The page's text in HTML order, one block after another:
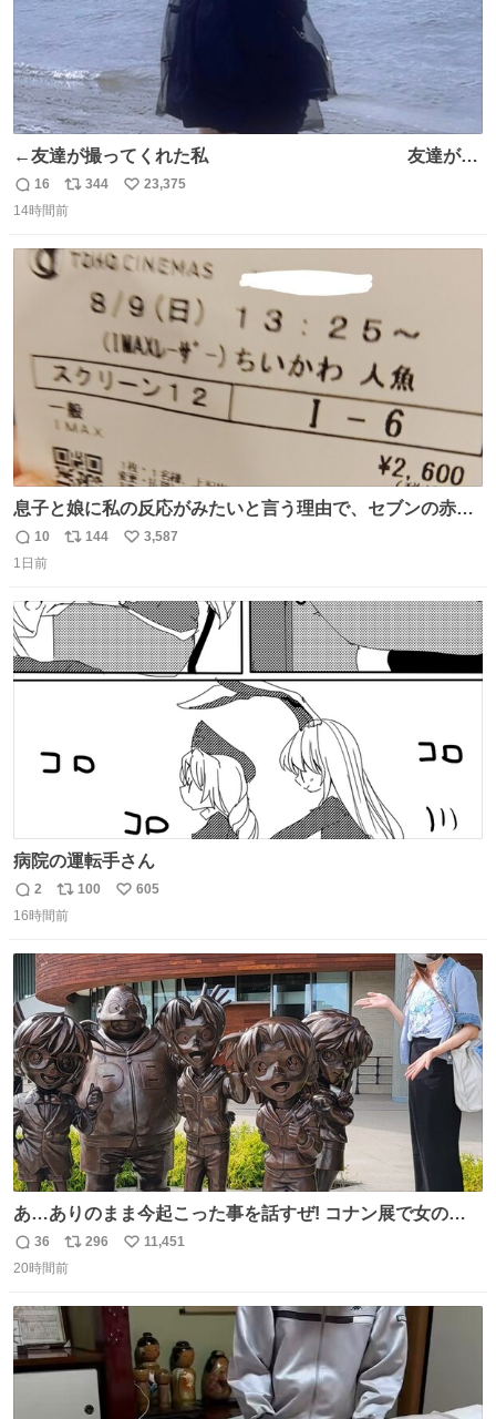
←友達が撮ってくれた私 友達が描
いてくれた私→
返
信
16
リ
ポ
ト
344
い
数
23,375
14時間前
息子と娘に私の反応がみたいと言う理由で、セブンの赤魚
の煮付けを食べさせられ、ちいかわの映画に連れてこられ
ました 一体どういうことなんやで…
返
信
10
リ
ト
数
144
い
数
3,587
1日前
病院の運転手さん
返
信
2
リ
ポ
ト
数
100
い
数
605
16時間前
あ…ありのまま今起こった事を話すぜ! コナン展で女の子
に 「千速さんですか！？」 と声をかけられた。 あぁ鞄の
装飾かなと思ったら 「背も高いし見た目もすごく千速さん
人＿ ＞今日は私服＜ ￣Y^Y^Y^Y^Y^￣ #白樹鳥取大阪コ
ナン旅行2026
返
信
36
リ
ポ
ト
数
296
い
数
11,451
20時間前